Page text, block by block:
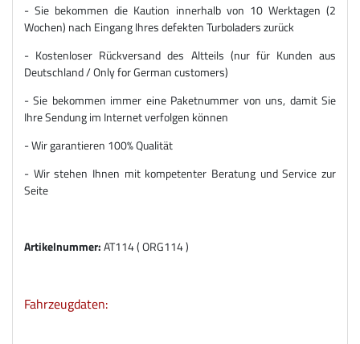
- Sie bekommen die Kaution innerhalb von 10 Werktagen (2
Wochen) nach Eingang Ihres defekten Turboladers zurück
- Kostenloser Rückversand des Altteils (nur für Kunden aus
Deutschland / Only for German customers)
- Sie bekommen immer eine Paketnummer von uns, damit Sie
Ihre Sendung im Internet verfolgen können
- Wir garantieren 100% Qualität
- Wir stehen Ihnen mit kompetenter Beratung und Service zur
Seite
Artikelnummer:AT114 ( ORG114 )
Fahrzeugdaten: